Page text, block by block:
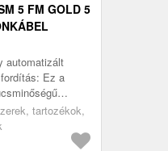
5 FM GOLD 5
automatizált
Ez a
A NEUTRIK
tartozékok,